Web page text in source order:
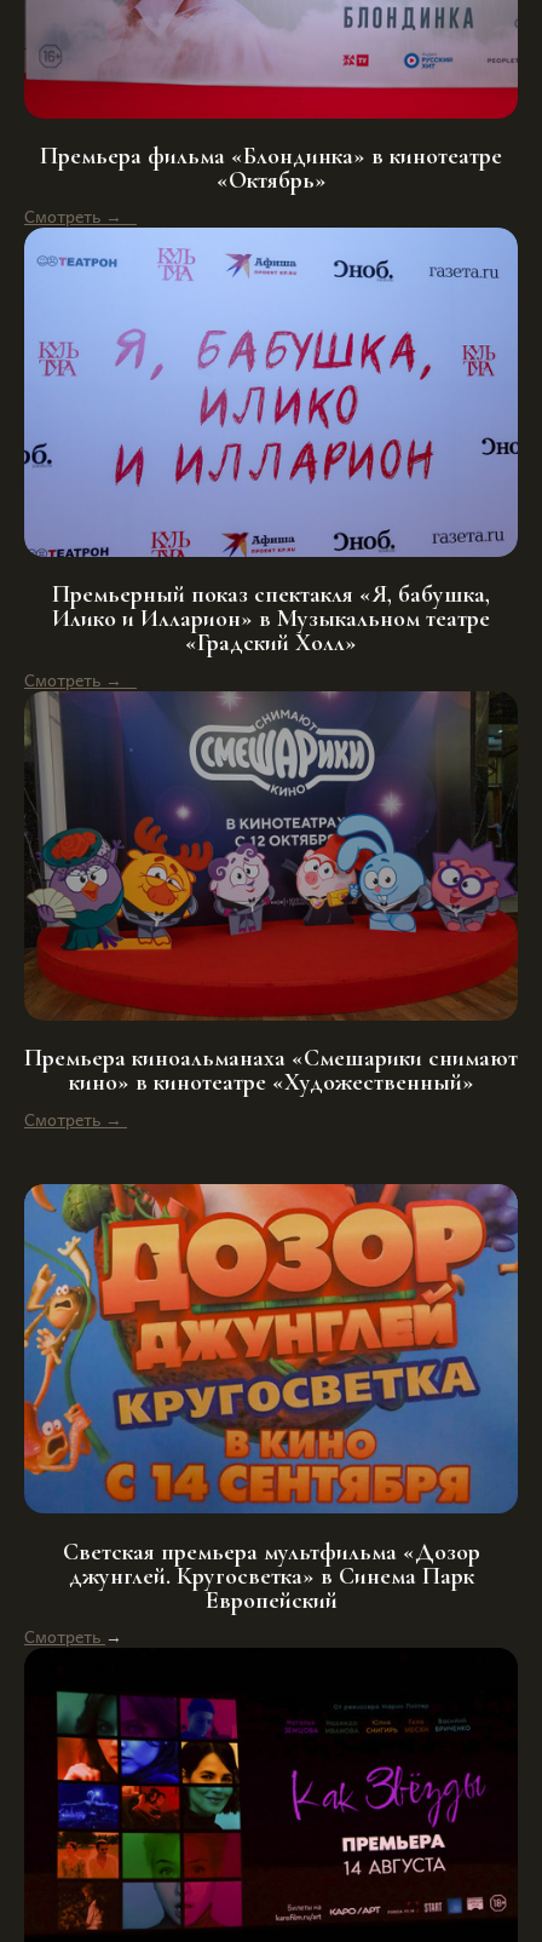
Премьера фильма «Блондинка» в кинотеатре
«Октябрь»
Смотреть →
Премьерный показ спектакля «Я, бабушка,
Илико и Илларион» в Музыкальном театре
«Градский Холл»
Смотреть →
Премьера киноальманаха «Смешарики снимают
кино» в кинотеатре «Художественный»
Смотреть →
Светская премьера мультфильма «Дозор
джунглей. Кругосветка» в Синема Парк
Европейский
Смотреть →